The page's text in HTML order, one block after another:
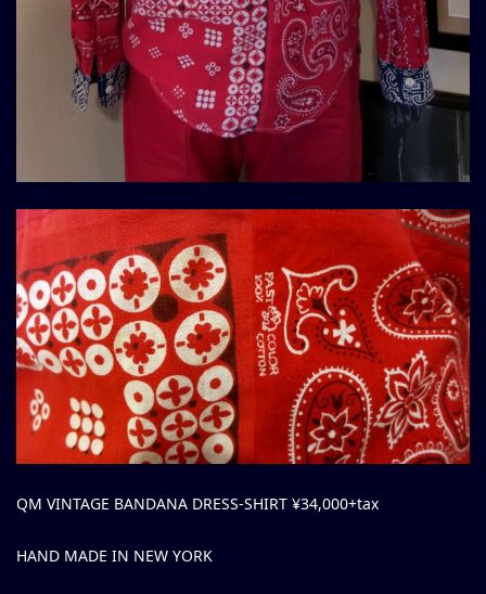
QM VINTAGE BANDANA DRESS-SHIRT ¥34,000+tax
HAND MADE IN NEW YORK